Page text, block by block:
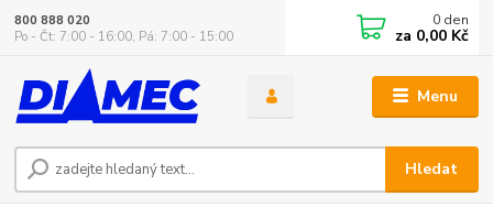
Menu
Hledat
800 888 020
Po - Čt: 7:00 - 16:00, Pá: 7:00 - 15:00
0 den
za 0,00 Kč